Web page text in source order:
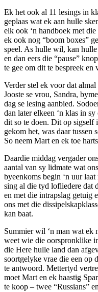
Ek het ook al 11 lesings in
geplaas wat ek aan hulle
elk ook ‘n handboek met
ek ook nog “boom boxes”
speel. As hulle wil, kan hulle
en dan eers die “pause”
te gee om dit te bespreek en
Verder stel ek voor dat
Jooste se vrou, Sandra,
dag se lesing aanbied.
dan later elkeen ‘n klas in
dit so te doen. Dit op sigself
gekom het, was daar
So neem Mart en ek toe
Daardie middag vergader
aantal van sy lidmate wat
byeenkoms begin ‘n uur
sing al die tyd lofliedere dat
en met die intrapslag getuig
ons met die
kan baat.
Summier wil ‘n man wat ek
weet wie die oorspronklike
die Here hulle land dan
soortgelyke vrae die een op
te antwoord. Mettertyd
moet Mart en ek haastig
te koop – twee “Russians”